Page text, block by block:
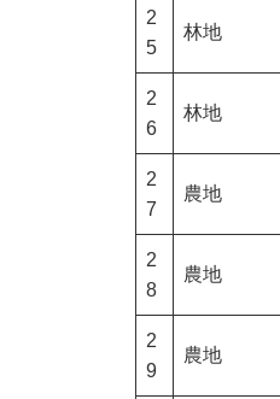
2
5
林地
2
6
林地
2
7
農地
2
8
農地
2
9
農地